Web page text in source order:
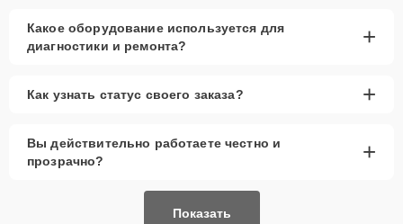
Какое оборудование используется для
диагностики и ремонта?
+
Как узнать статус своего заказа? +
Вы действительно работаете честно и
прозрачно?
+
Показать